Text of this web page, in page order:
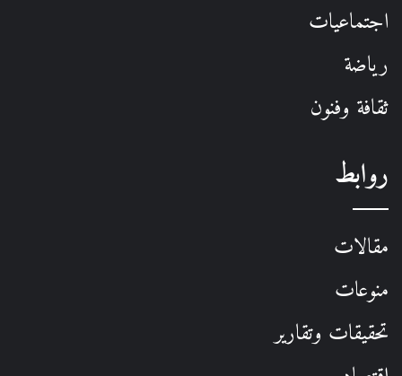
اجتماعيات
رياضة
ثقافة وفنون
روابط
مقالات
منوعات
تحقيقات وتقارير